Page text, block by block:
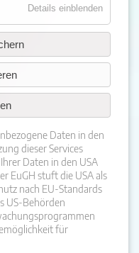
Details einblenden
Daten in den
dieser Services
Daten in den USA
EuGH stuft die USA als
nach EU-Standards
US-Behörden
für